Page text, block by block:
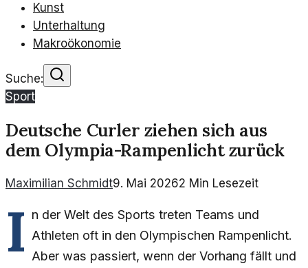
Kunst
Unterhaltung
Makroökonomie
Suche:
Sport
Deutsche Curler ziehen sich aus
dem Olympia-Rampenlicht zurück
Maximilian Schmidt9. Mai 20262 Min Lesezeit
I n der Welt des Sports treten Teams und
Athleten oft in den Olympischen Rampenlicht.
Aber was passiert, wenn der Vorhang fällt und